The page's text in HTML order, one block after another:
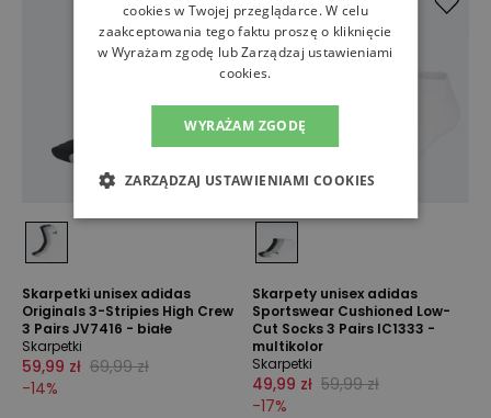
Skarpetki unisex adidas
Originals 3-Stripies High Crew
3 Pairs JV7416 - białe
Skarpetki
59,99 zł 69,99 zł
-14%
Skarpety unisex adidas
Sportswear Cushioned Low-
Cut Socks 3 Pairs IC1333 -
multikolor
Skarpetki
49,99 zł 59,99 zł
-17%
cookies w Twojej przeglądarce. W celu
zaakceptowania tego faktu proszę o kliknięcie
w Wyrażam zgodę lub Zarządzaj ustawieniami
cookies.
WYRAŻAM ZGODĘ
ZARZĄDZAJ USTAWIENIAMI COOKIES